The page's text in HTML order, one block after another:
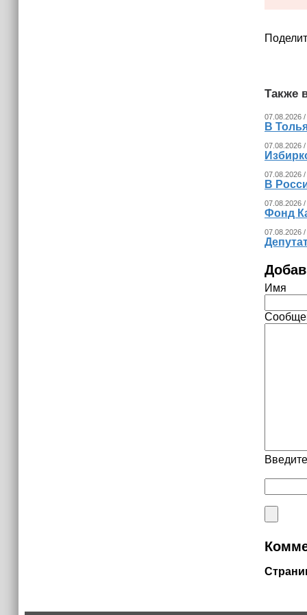
Также
07.08.2026 /
В
07.08.2026
07.08.2026
В
07.08.2026 /
Фонд
07.08.2026
Имя